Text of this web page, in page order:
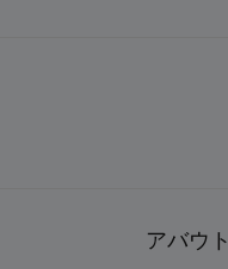
アバウト